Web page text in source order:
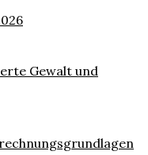
Gewalt und